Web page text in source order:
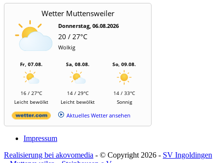
Wetter Muttensweiler
Donnerstag, 06.08.2026
20 / 27°C
Wolkig
Fr, 07.08.
16 / 27°C
Leicht bewölkt
Sa, 08.08.
14 / 29°C
Leicht bewölkt
So, 09.08.
14 / 33°C
Sonnig
Aktuelles Wetter ansehen
Impressum
Realisierung bei akovomedia - © Copyright 2026 - SV Ingoldingen